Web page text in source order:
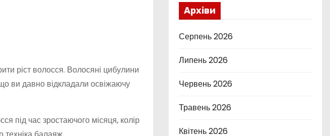
ріст волосся. Волосяні цибулини
ви давно відкладали освіжаючу
під час зростаючого місяця, колір
Архіви
Серпень 2026
Липень 2026
Червень 2026
Травень 2026
Квітень 2026